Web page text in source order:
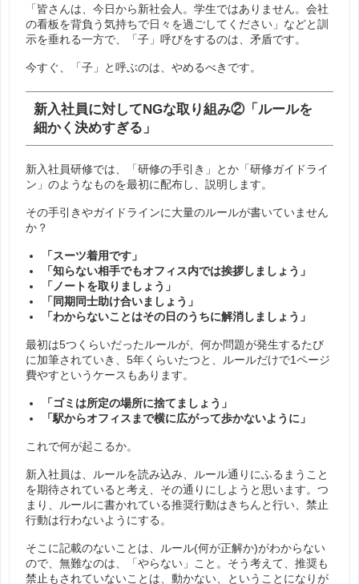
「皆さんは、今日から新社会人。学生ではありません。会社
の看板を背負う気持ちで日々を過ごしてください」などと訓
示を垂れる一方で、「子」呼びをするのは、矛盾です。
今すぐ、「子」と呼ぶのは、やめるべきです。
新入社員に対してNGな取り組み②「ルールを
細かく決めすぎる」
新入社員研修では、「研修の手引き」とか「研修ガイドライ
ン」のようなものを最初に配布し、説明します。
その手引きやガイドラインに大量のルールが書いていません
か？
「スーツ着用です」
「知らない相手でもオフィス内では挨拶しましょう」
「ノートを取りましょう」
「同期同士助け合いましょう」
「わからないことはその日のうちに解消しましょう」
最初は5つくらいだったルールが、何か問題が発生するたび
に加筆されていき、5年くらいたつと、ルールだけで1ページ
費やすというケースもあります。
「ゴミは所定の場所に捨てましょう」
「駅からオフィスまで横に広がって歩かないように」
これで何が起こるか。
新入社員は、ルールを読み込み、ルール通りにふるまうこと
を期待されていると考え、その通りにしようと思います。つ
まり、ルールに書かれている推奨行動はきちんと行い、禁止
行動は行わないようにする。
そこに記載のないことは、ルール(何が正解か)がわからない
ので、無難なのは、「やらない」こと。そう考えて、推奨も
禁止もされていないことは、動かない、ということになりが